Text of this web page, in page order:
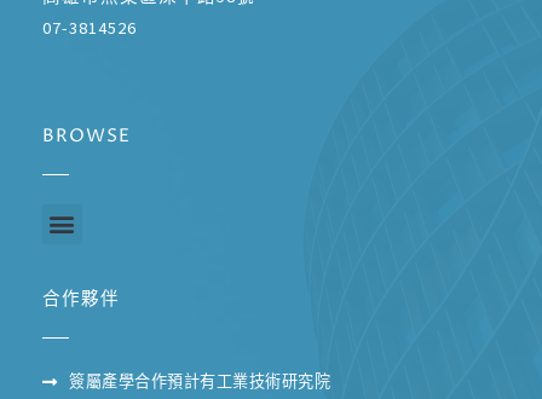
07-3814526
BROWSE
合作夥伴
簽屬產學合作預計有工業技術研究院